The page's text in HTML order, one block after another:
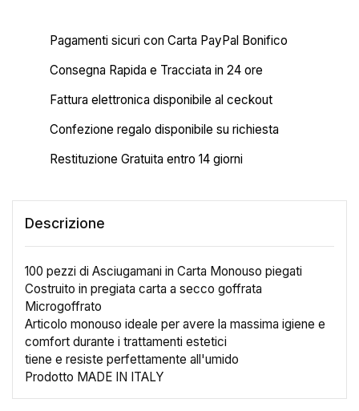
Pagamenti sicuri con Carta PayPal Bonifico
Consegna Rapida e Tracciata in 24 ore
Fattura elettronica disponibile al ceckout
Confezione regalo disponibile su richiesta
Restituzione Gratuita entro 14 giorni
Descrizione
100 pezzi di Asciugamani in Carta Monouso piegati
Costruito in pregiata carta a secco goffrata
Microgoffrato
Articolo monouso ideale per avere la massima igiene e
comfort durante i trattamenti estetici
tiene e resiste perfettamente all'umido
Prodotto MADE IN ITALY
×